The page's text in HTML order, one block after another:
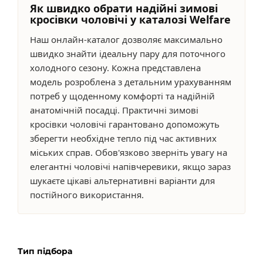
Як швидко обрати надійні зимові
кросівки чоловічі у каталозі Welfare
Наш онлайн-каталог дозволяє максимально
швидко знайти ідеальну пару для поточного
холодного сезону. Кожна представлена
модель розроблена з детальним урахуванням
потреб у щоденному комфорті та надійній
анатомічній посадці. Практичні зимові
кросівки чоловічі гарантовано допоможуть
зберегти необхідне тепло під час активних
міських справ. Обов'язково зверніть увагу на
елегантні чоловічі напівчеревики, якщо зараз
шукаєте цікаві альтернативні варіанти для
постійного використання.
Тип підбора